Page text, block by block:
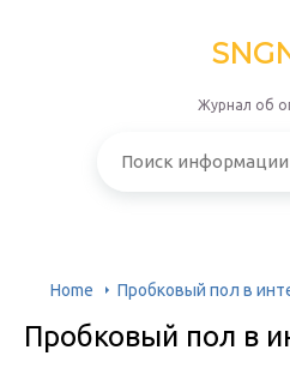
Журнал об
Home Пробковый пол в
Пробковый пол в